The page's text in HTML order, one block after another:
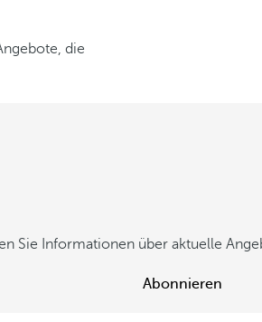
die
Sie Informationen über aktuelle
Abonnieren